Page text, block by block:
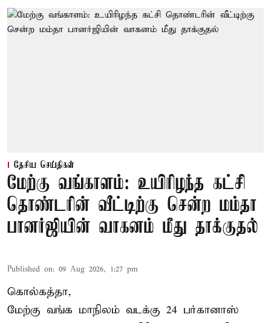
தேசிய செய்திகள்
மேற்கு வங்காளம்: உயிரிழந்த கட்சி
தொண்டரின் வீட்டிற்கு சென்ற மம்தா
பானர்ஜியின் வாகனம் மீது தாக்குதல்
Published on: 09 Aug 2026, 1:27 pm
கொல்கத்தா,
மேற்கு வங்க மாநிலம் வடக்கு 24 பர்கானாஸ்